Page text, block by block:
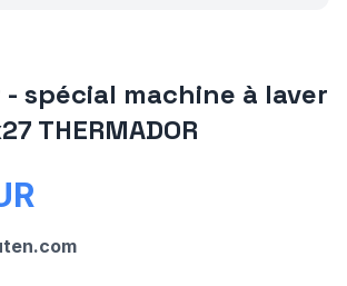
spécial machine à laver
THERMADOR